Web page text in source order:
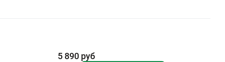
5 890 руб